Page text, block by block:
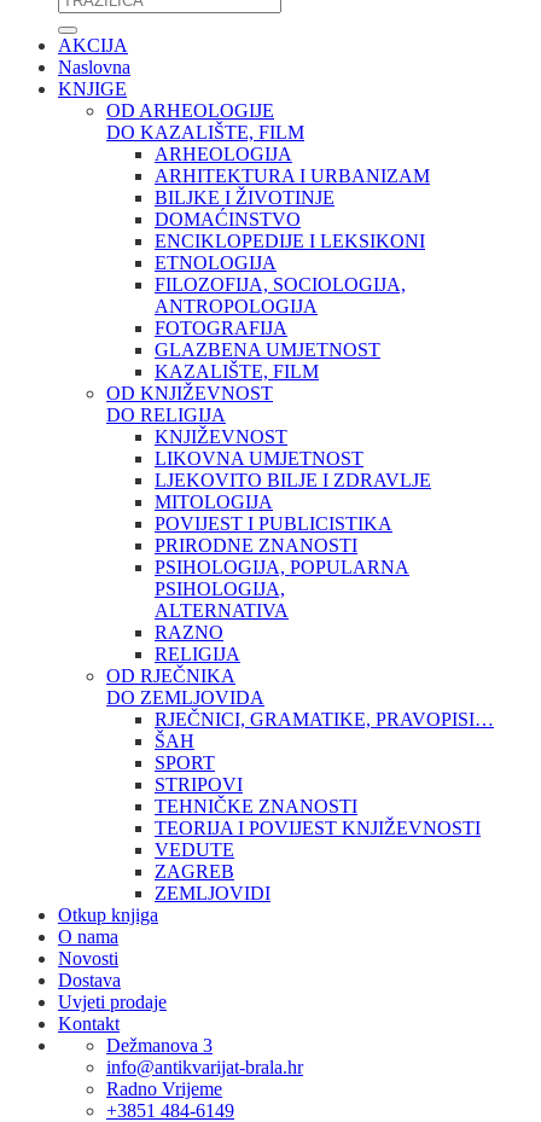
AKCIJA
Naslovna
KNJIGE
OD ARHEOLOGIJE
DO KAZALIŠTE, FILM
ARHEOLOGIJA
ARHITEKTURA I URBANIZAM
BILJKE I ŽIVOTINJE
DOMAĆINSTVO
ENCIKLOPEDIJE I LEKSIKONI
ETNOLOGIJA
FILOZOFIJA, SOCIOLOGIJA,
ANTROPOLOGIJA
FOTOGRAFIJA
GLAZBENA UMJETNOST
KAZALIŠTE, FILM
OD KNJIŽEVNOST
DO RELIGIJA
KNJIŽEVNOST
LIKOVNA UMJETNOST
LJEKOVITO BILJE I ZDRAVLJE
MITOLOGIJA
POVIJEST I PUBLICISTIKA
PRIRODNE ZNANOSTI
PSIHOLOGIJA, POPULARNA
PSIHOLOGIJA,
ALTERNATIVA
RAZNO
RELIGIJA
OD RJEČNIKA
DO ZEMLJOVIDA
RJEČNICI, GRAMATIKE, PRAVOPISI…
ŠAH
SPORT
STRIPOVI
TEHNIČKE ZNANOSTI
TEORIJA I POVIJEST KNJIŽEVNOSTI
VEDUTE
ZAGREB
ZEMLJOVIDI
Otkup knjiga
O nama
Novosti
Dostava
Uvjeti prodaje
Kontakt
Dežmanova 3
info@antikvarijat-brala.hr
Radno Vrijeme
+3851 484-6149